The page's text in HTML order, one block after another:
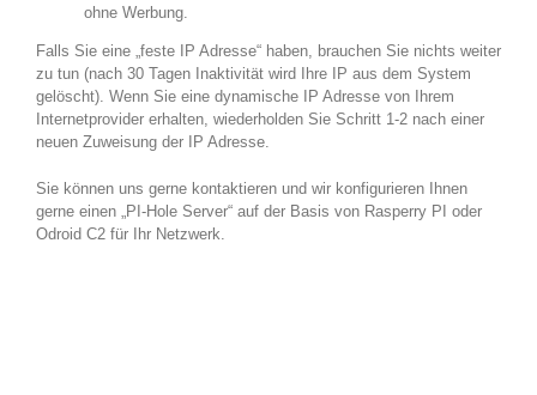
ohne Werbung.
Falls Sie eine „feste IP Adresse“ haben, brauchen Sie nichts weiter
zu tun (nach 30 Tagen Inaktivität wird Ihre IP aus dem System
gelöscht). Wenn Sie eine dynamische IP Adresse von Ihrem
Internetprovider erhalten, wiederholden Sie Schritt 1-2 nach einer
neuen Zuweisung der IP Adresse.
Sie können uns gerne kontaktieren und wir konfigurieren Ihnen
gerne einen „PI-Hole Server“ auf der Basis von Rasperry PI oder
Odroid C2 für Ihr Netzwerk.